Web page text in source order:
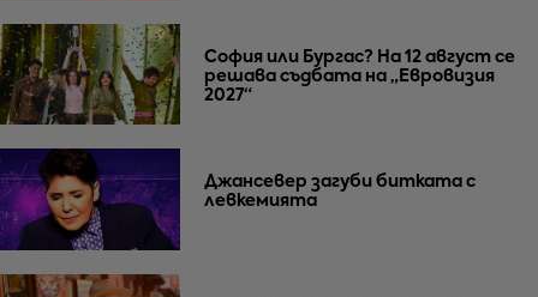
София или Бургас? На 12 август се
решава съдбата на „Евровизия
2027“
Джансевер загуби битката с
левкемията